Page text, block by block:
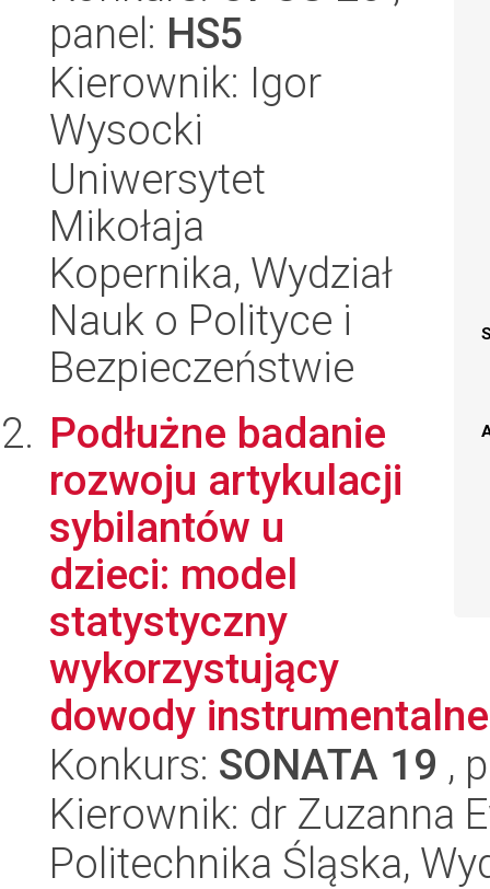
panel: HS5
Kierownik: Igor
Wysocki
Uniwersytet
Mikołaja
Kopernika, Wydział
Nauk o Polityce i
Bezpieczeństwie
Podłużne badanie
rozwoju artykulacji
sybilantów u
dzieci: model
statystyczny
wykorzystujący
dowody
Konkurs: SONATA 19 ,
Kierownik: dr Zuzanna
Politechnika Śląska,